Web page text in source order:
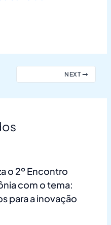
NEXT
o 2º Encontro
com o tema:
para a inovação